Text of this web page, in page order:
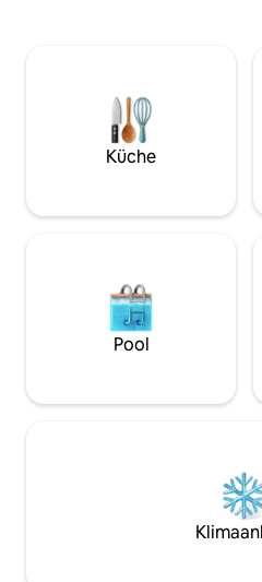
hier bist, um Nashville zu
dich bequem zu entspannen,
ruhige Unterkunft ist perfekt
Alleinreisende oder kleine
Informationen findest du im
Küche
Pool